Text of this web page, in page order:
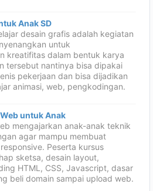
Anak SD
desain grafis adalah kegiatan
untuk
kreatifitas dalam bentuk karya
tersebut nantinya bisa dipakai
pekerjaan dan bisa dijadikan
animasi, web, pengkodingan.
untuk Anak
mengajarkan anak-anak teknik
agar mampu membuat
Peserta kursus
sketsa, desain layout,
HTML, CSS, Javascript, dasar
beli domain sampai upload web.